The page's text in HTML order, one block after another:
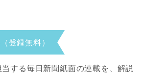
登録無料）
する毎日新聞紙面の連載を、解説